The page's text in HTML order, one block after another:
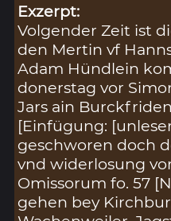
Exzerpt:
Volgender Zeit ist
den Mertin vf
Adam Hündlein
donerstag vor
Jars ain
[Einfügung:
geschworen doch
vnd widerlosung
Omissorum fo. 57
gehen bey